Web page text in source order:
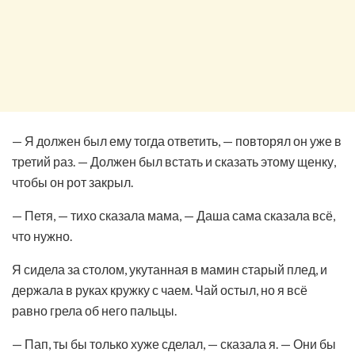
— Я должен был ему тогда ответить, — повторял он уже в
третий раз. — Должен был встать и сказать этому щенку,
чтобы он рот закрыл.
— Петя, — тихо сказала мама, — Даша сама сказала всё,
что нужно.
Я сидела за столом, укутанная в мамин старый плед, и
держала в руках кружку с чаем. Чай остыл, но я всё
равно грела об него пальцы.
— Пап, ты бы только хуже сделал, — сказала я. — Они бы